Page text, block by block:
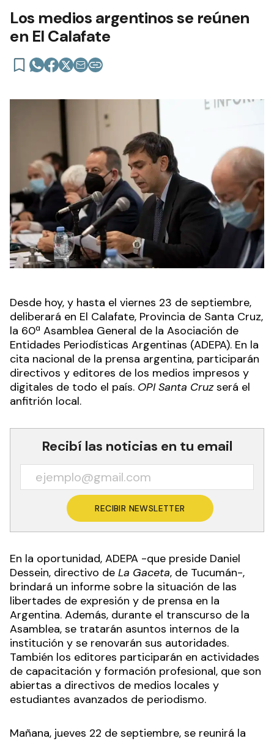
Los medios argentinos se reúnen
en El Calafate
Desde hoy, y hasta el viernes 23 de septiembre,
deliberará en El Calafate, Provincia de Santa Cruz,
la 60ª Asamblea General de la Asociación de
Entidades Periodísticas Argentinas (ADEPA). En la
cita nacional de la prensa argentina, participarán
directivos y editores de los medios impresos y
digitales de todo el país. OPI Santa Cruzserá el
anfitrión local.
Recibí las noticias en tu email
RECIBIR NEWSLETTER
En la oportunidad, ADEPA -que preside Daniel
Dessein, directivo de La Gaceta, de Tucumán-,
brindará un informe sobre la situación de las
libertades de expresión y de prensa en la
Argentina. Además, durante el transcurso de la
Asamblea, se tratarán asuntos internos de la
institución y se renovarán sus autoridades.
También los editores participarán en actividades
de capacitación y formación profesional, que son
abiertas a directivos de medios locales y
estudiantes avanzados de periodismo.
Mañana, jueves 22 de septiembre, se reunirá la